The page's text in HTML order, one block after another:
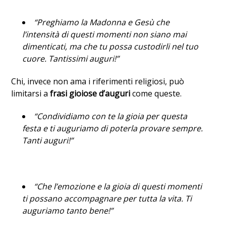
“Preghiamo la Madonna e Gesù che
l’intensità di questi momenti non siano mai
dimenticati, ma che tu possa custodirli nel tuo
cuore. Tantissimi auguri!”
Chi, invece non ama i riferimenti religiosi, può
limitarsi a frasi gioiose d’auguricome queste.
“Condividiamo con te la gioia per questa
festa e ti auguriamo di poterla provare sempre.
Tanti auguri!”
“Che l’emozione e la gioia di questi momenti
ti possano accompagnare per tutta la vita. Ti
auguriamo tanto bene!”